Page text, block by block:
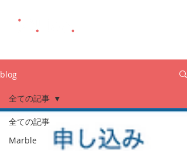
blog
全ての記事
Marble
全ての記事